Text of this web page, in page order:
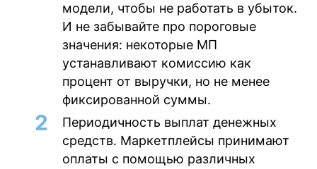
модели, чтобы не работать в убыток.
И не забывайте про пороговые
значения: некоторые МП
устанавливают комиссию как
процент от выручки, но не менее
фиксированной суммы.
Периодичность выплат денежных
средств. Маркетплейсы принимают
оплаты с помощью различных